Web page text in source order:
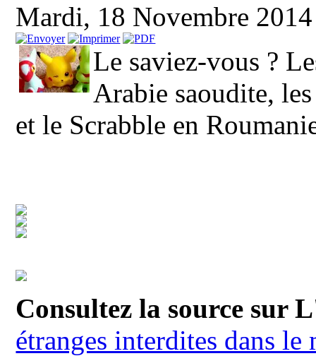
Mardi, 18 Novembre
Le saviez-vous ?
Arabie saoudite,
et le Scrabble en
Consultez la source sur
étranges interdites dans le